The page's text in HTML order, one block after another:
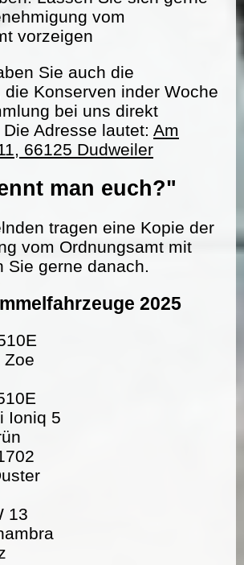
vom
vorzeigen
Sie auch die
die Konserven inder Woche
bei uns direkt
Adresse lautet: Am
66125 Dudweiler
man euch?"
tragen eine Kopie der
vom Ordnungsamt mit
Sie gerne danach.
2025
Zoe
Ioniq 5
13